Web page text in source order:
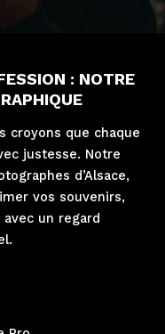
: NOTRE
croyons que chaque
justesse. Notre
d’Alsace,
vos souvenirs,
un regard